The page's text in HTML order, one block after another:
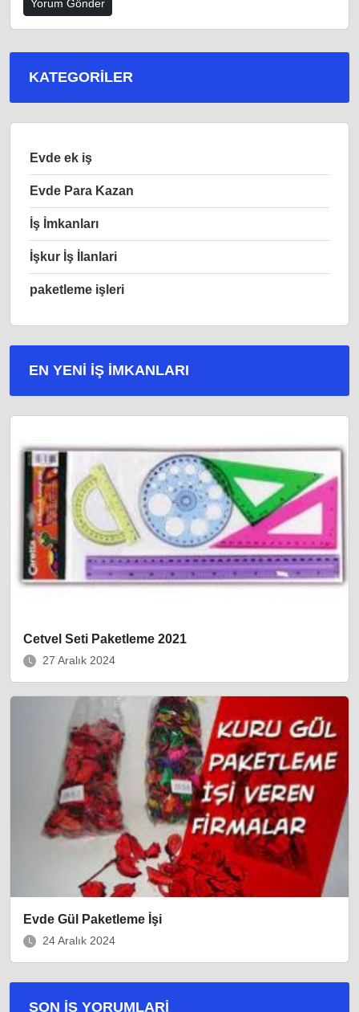
KATEGORILER
Evde ek iş
Evde Para Kazan
İş İmkanları
İşkur İş İlanlari
paketleme işleri
EN YENI İŞ IMKANLARI
Cetvel Seti Paketleme 2021
27 Aralık 2024
Evde Gül Paketleme İşi
24 Aralık 2024
SON İŞ YORUMLARI